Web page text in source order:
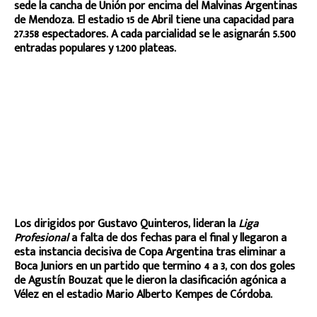
sede la cancha de Unión por encima del Malvinas Argentinas
de Mendoza. El estadio 15 de Abril tiene una capacidad para
27.358 espectadores. A cada parcialidad se le asignarán 5.500
entradas populares y 1.200 plateas.
Los dirigidos por Gustavo Quinteros, lideran laLiga
Profesionala falta de dos fechas para el final y llegaron a
esta instancia decisiva de Copa Argentina tras eliminar a
Boca Juniors en un partido que termino 4 a 3, con dos goles
de Agustín Bouzat que le dieron la clasificación agónica a
Vélez en el estadio Mario Alberto Kempes de Córdoba.